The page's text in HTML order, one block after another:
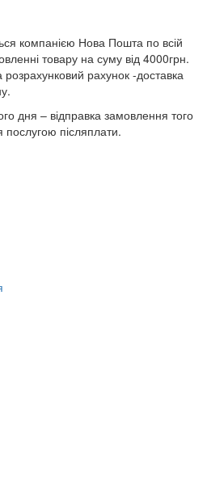
компанією Нова Пошта по всій
товару на суму від 4000грн.
рахунок -доставка
дня – відправка замовлення того
післяплати.